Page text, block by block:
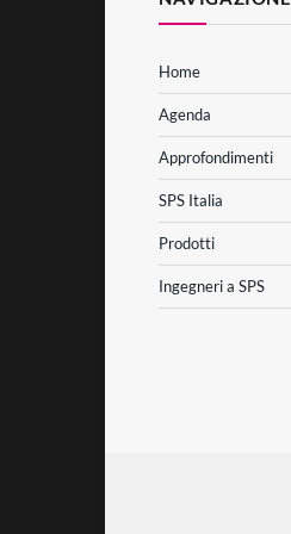
Home
Agenda
Approfondimenti
SPS Italia
Prodotti
Ingegneri a SPS